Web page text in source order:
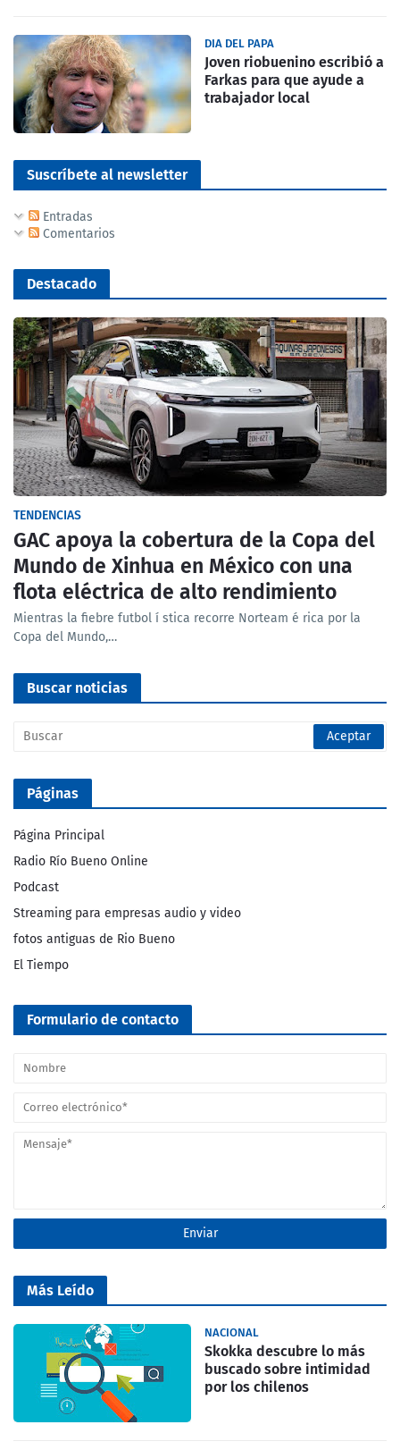
DIA DEL PAPA
Joven riobuenino escribió a
Farkas para que ayude a
trabajador local
Suscríbete al newsletter
Entradas
Comentarios
Destacado
TENDENCIAS
GAC apoya la cobertura de la Copa del
Mundo de Xinhua en México con una
flota eléctrica de alto rendimiento
Mientras la fiebre futbol í stica recorre Norteam é rica por la
Copa del Mundo,…
Buscar noticias
Páginas
Página Principal
Radio Río Bueno Online
Podcast
Streaming para empresas audio y video
fotos antiguas de Rio Bueno
El Tiempo
Formulario de contacto
Más Leído
NACIONAL
Skokka descubre lo más
buscado sobre intimidad
por los chilenos